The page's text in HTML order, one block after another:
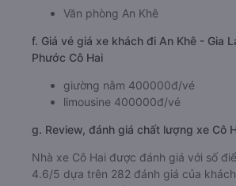
Giờ đến nơi ở An Khê - Gia Lai:
Thời gian chạy từ Bù Đăng -
Gia Lai của nhà xe
d. Các điểm đón khách của nhà xe Cô
Bến xe Miền Đông cũ
Xã Phú Hội
e. Các điểm trả khách của nhà xe Cô
Văn phòng An Khê